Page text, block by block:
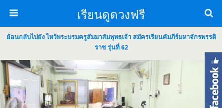
เรียนดูดวงฟรี
ย้อนกลับไปยัง ไหว้พระบรมครูสัมมาสัมพุทธเจ้า สมัครเรียนคัมภีร์มหาจักรพรรดิ
ราช รุ่นที่ 62